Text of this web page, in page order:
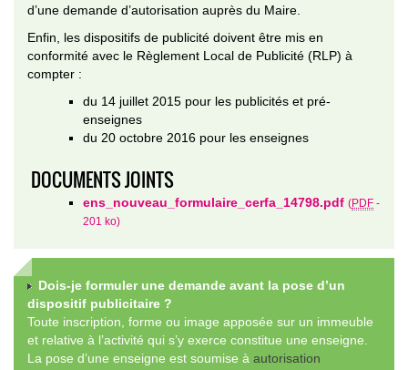
d’une demande d’autorisation auprès du Maire.
Enfin, les dispositifs de publicité doivent être mis en
conformité avec le Règlement Local de Publicité (RLP) à
compter :
du 14 juillet 2015 pour les publicités et pré-
enseignes
du 20 octobre 2016 pour les enseignes
DOCUMENTS JOINTS
ens_nouveau_formulaire_cerfa_14798.pdf (PDF -
201 ko)
Dois-je formuler une demande avant la pose d’un
dispositif publicitaire ?
Toute inscription, forme ou image apposée sur un immeuble
et relative à l’activité qui s’y exerce constitue une enseigne.
La pose d’une enseigne est soumise à autorisation